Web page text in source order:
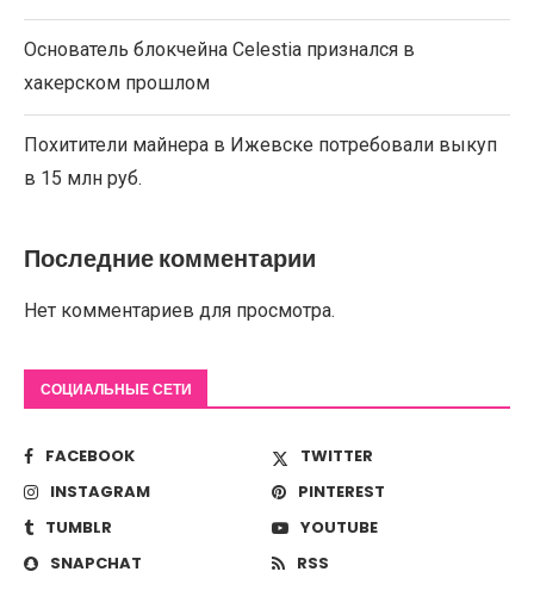
Основатель блокчейна Celestia признался в
хакерском прошлом
Похитители майнера в Ижевске потребовали выкуп
в 15 млн руб.
Последние комментарии
Нет комментариев для просмотра.
СОЦИАЛЬНЫЕ СЕТИ
FACEBOOK
TWITTER
INSTAGRAM
PINTEREST
TUMBLR
YOUTUBE
SNAPCHAT
RSS